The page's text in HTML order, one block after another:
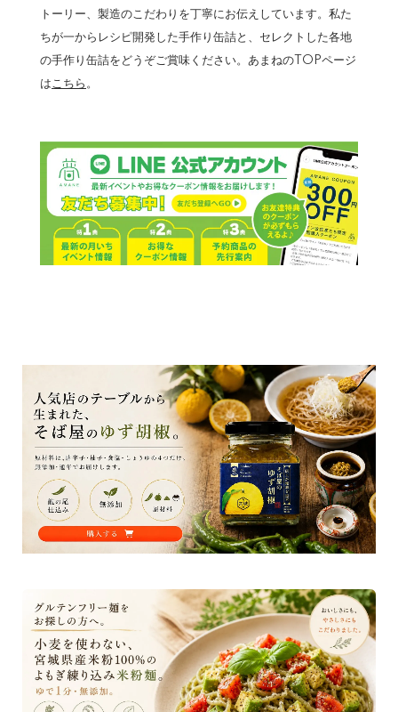
トーリー、製造のこだわりを丁寧にお伝えしています。私た
ちが一からレシピ開発した手作り缶詰と、セレクトした各地
の手作り缶詰をどうぞご賞味ください。あまねのTOPページ
はこちら 。